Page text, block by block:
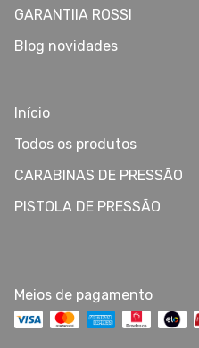
GARANTIIA ROSSI
Blog novidades
Início
Todos os produtos
CARABINAS DE PRESSÃO
PISTOLA DE PRESSÃO
Meios de pagamento